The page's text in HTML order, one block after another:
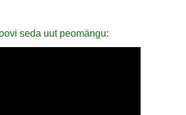
seda uut peomängu: